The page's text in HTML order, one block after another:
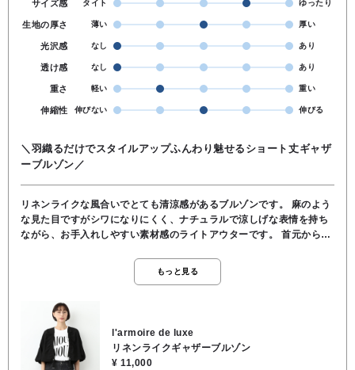
サイズ感 タイト ゆったり
生地の厚さ 薄い 厚い
光沢感 なし あり
透け感 なし あり
重さ 軽い 重い
伸縮性 伸びない 伸びる
＼羽織るだけでスタイルアップふんわり魅せるショート丈ギャザ
ーブルゾン／
リネンライクな風合いでとても清涼感があるブルゾンです。 麻のよう
な見た目ですがシワになりにくく、ナチュラルで涼しげな表情を持ち
ながら、お手入れしやすい素材感のライトアウターです。 首元から入
ツやワンピの上にサッと羽織るだけでおしゃれ感があり、フロントの
ギャザーデザインのアレンジで変化を楽しめ、さりげなくアクセント
果もばっちり、夏の冷房対策や日焼け対策にも大活躍します。 リネン
のようなナチュラルで涼しげな表情を持ちながら、お手入れしやすい
素材感が魅力のライトアウター。 たっぷりあしらわれたフロントや袖
口のギャザーが、女性らしく華やかな立体シルエットを作り出しま
もっと見る
l'armoire de luxe
リネンライクギャザーブルゾン
¥ 11,000